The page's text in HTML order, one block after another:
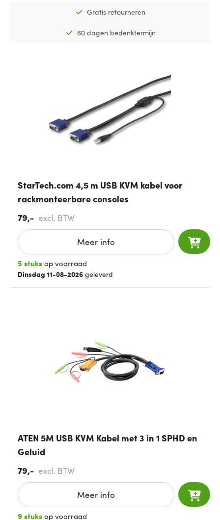
Gratis retourneren
60 dagen bedenktermijn
StarTech.com 4,5 m USB KVM kabel voor
rackmonteerbare consoles
79,- excl. BTW
Meer info
5 stuksop voorraad
Dinsdag 11-08-2026 geleverd
ATEN 5M USB KVM Kabel met 3 in 1 SPHD en
Geluid
79,- excl. BTW
Meer info
9 stuksop voorraad